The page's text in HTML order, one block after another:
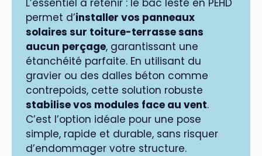
L’essentiel à retenir : le bac lesté en PEHD
permet d’installer vos panneaux
solaires sur toiture-terrasse sans
aucun perçage, garantissant une
étanchéité parfaite. En utilisant du
gravier ou des dalles béton comme
contrepoids, cette solution robuste
stabilise vos modules face au vent.
C’est l’option idéale pour une pose
simple, rapide et durable, sans risquer
d’endommager votre structure.